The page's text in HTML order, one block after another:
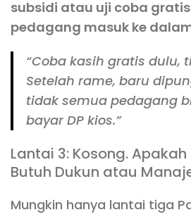
subsidi atau uji coba
pedagang masuk ke
“Coba kasih gratis dulu,
Setelah rame, baru
tidak semua pedagang
bayar DP kios.”
Lantai 3: Kosong.
Butuh Dukun atau
Mungkin hanya lantai tiga